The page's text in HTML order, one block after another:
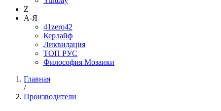
Z
А-Я
41zero42
Керлайф
Ликвидация
ТОП РУС
Философия Мозаики
Главная
/
Производители